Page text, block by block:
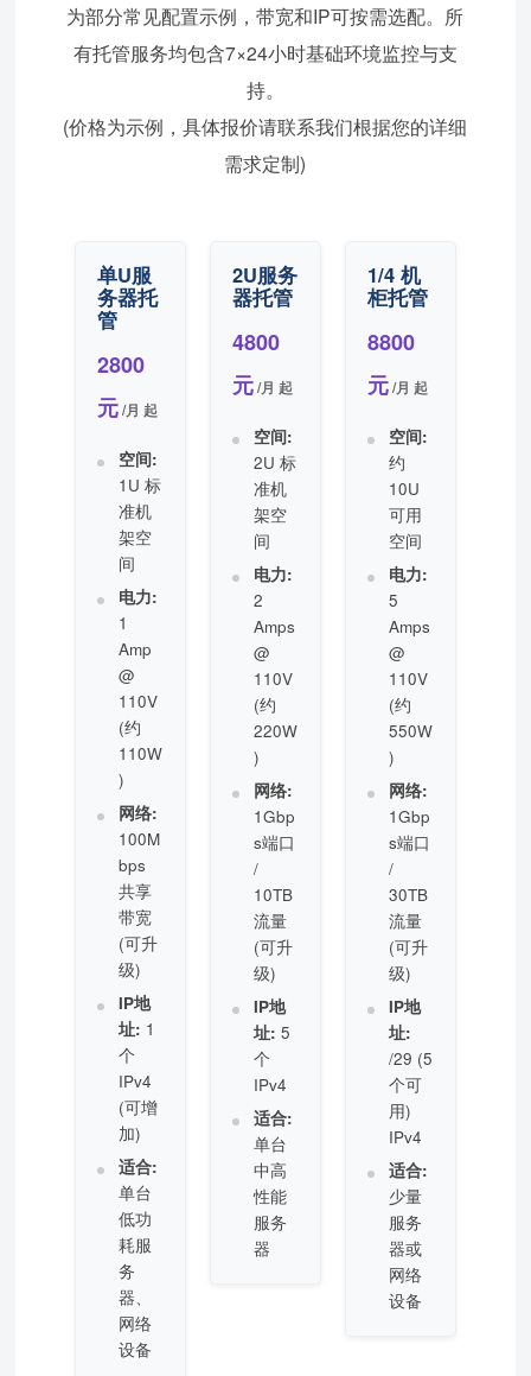
为部分常见配置示例，带宽和IP可按需选配。所
有托管服务均包含7×24小时基础环境监控与支
持。
(价格为示例，具体报价请联系我们根据您的详细
需求定制)
单U服
务器托
管
2800
元/月 起
空间:
1U 标
准机
架空
间
电力:
1
Amp
@
110V
(约
110W
)
网络:
100M
bps
共享
带宽
(可升
级)
IP地
址: 1
个
IPv4
(可增
加)
适合:
单台
低功
耗服
务
器、
网络
设备
2U服务
器托管
4800
元/月 起
空间:
2U 标
准机
架空
间
电力:
2
Amps
@
110V
(约
220W
)
网络:
1Gbp
s端口
/
10TB
流量
(可升
级)
IP地
址: 5
个
IPv4
适合:
单台
中高
性能
服务
器
1/4 机
柜托管
8800
元/月 起
空间:
约
10U
可用
空间
电力:
5
Amps
@
110V
(约
550W
)
网络:
1Gbp
s端口
/
30TB
流量
(可升
级)
IP地
址:
/29 (5
个可
用)
IPv4
适合:
少量
服务
器或
网络
设备